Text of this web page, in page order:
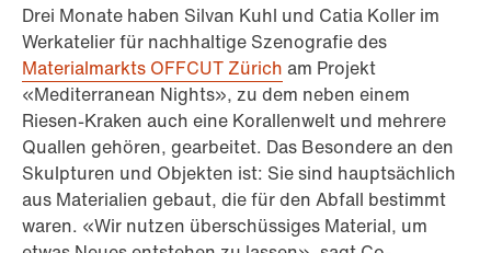
Drei Monate haben Silvan Kuhl und Catia Koller im
Werkatelier für nachhaltige Szenografie des
Materialmarkts OFFCUT Zürich am Projekt
«Mediterranean Nights», zu dem neben einem
Riesen-Kraken auch eine Korallenwelt und mehrere
Quallen gehören, gearbeitet. Das Besondere an den
Skulpturen und Objekten ist: Sie sind hauptsächlich
aus Materialien gebaut, die für den Abfall bestimmt
waren. «Wir nutzen überschüssiges Material, um